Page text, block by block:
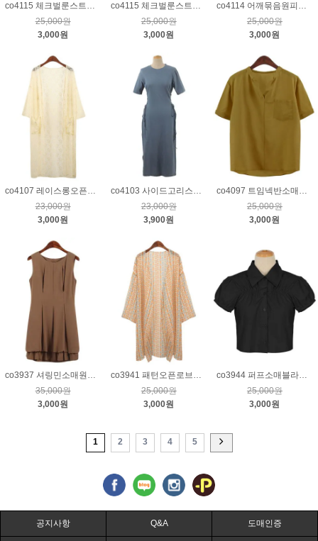
co4115 체크벌룬스트랩튜닉_레드
25,000원
3,000원
co4115 체크벌룬스트랩튜닉_그린
25,000원
3,000원
co4114 어깨묶음원피스_다홍
25,000원
3,000원
co4107 레이스롱오픈가디건_아이보리
23,000원
3,000원
co4103 사이드고리스트랩롱원피스_블루
23,000원
3,900원
co4097 트임넥반소매튜닉_겨자
25,000원
3,000원
co3937 셔링민소매원피스_브라운
35,000원
3,000원
co3941 패턴오픈로브가디건_베이지
25,000원
3,000원
co3944 퍼프소매블라우스_블랙
25,000원
3,000원
1 2 3 4 5
공지사항 Q&A 도매인증